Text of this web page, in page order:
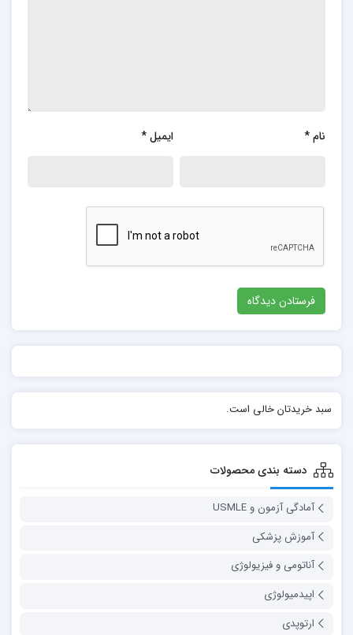
نام* ایمیل*
سبد خریدتان خالی است.
دسته بندی محصولات
آمادگی آزمون و USMLE
آموزش پزشکی
آناتومی و فیزیولوژی
اپیدمیولوژی
ارتوپدی